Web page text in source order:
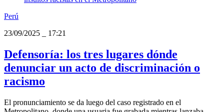
Perú
23/09/2025
17:21
Defensoría: los tres lugares dónde
denunciar un acto de discriminación o
racismo
El pronunciamiento se da luego del caso registrado en el